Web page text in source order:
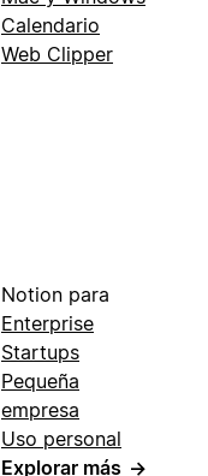
Calendario
Web Clipper
Notion para
Enterprise
Startups
Pequeña
empresa
Uso personal
Explorar más →